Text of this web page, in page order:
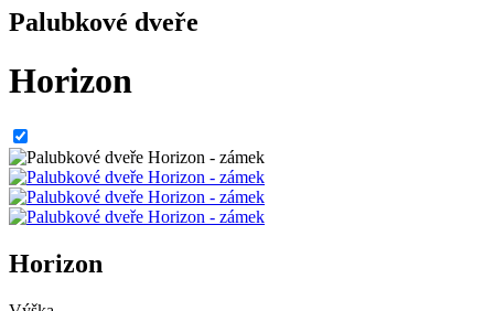
Palubkové dveře
Horizon
Horizon